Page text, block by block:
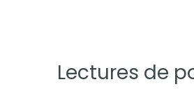
Lectures de